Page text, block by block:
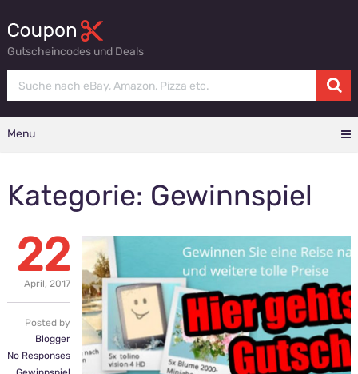
Gutscheincodes und Deals
Menu
Kategorie: Gewinnspiel
22
April, 2017
Posted by
Blogger
No Responses